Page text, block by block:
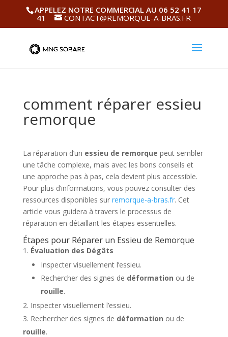
APPELEZ NOTRE COMMERCIAL AU 06 52 41 17
41
CONTACT@REMORQUE-A-BRAS.FR
comment réparer essieu
remorque
La réparation d’un essieu de remorque peut sembler
une tâche complexe, mais avec les bons conseils et
une approche pas à pas, cela devient plus accessible.
Pour plus d’informations, vous pouvez consulter des
ressources disponibles sur remorque-a-bras.fr. Cet
article vous guidera à travers le processus de
réparation en détaillant les étapes essentielles.
Étapes pour Réparer un Essieu de Remorque
Évaluation des Dégâts
Inspecter visuellement l’essieu.
Rechercher des signes de déformation ou de
rouille.
Inspecter visuellement l’essieu.
Rechercher des signes de déformation ou de
rouille.